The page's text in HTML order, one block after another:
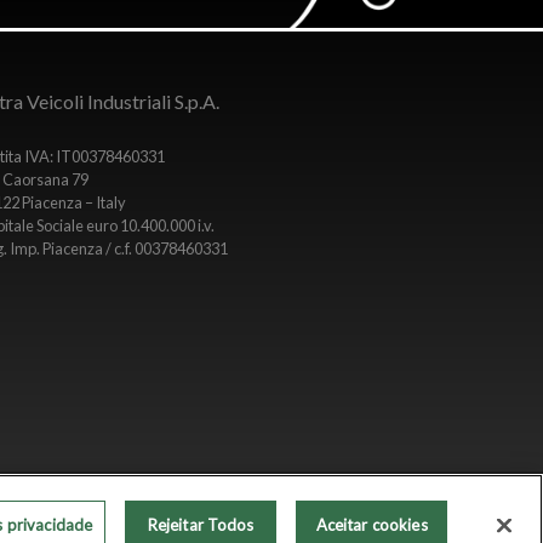
Veicoli Industriali S.p.A.
IVA: IT00378460331
79
Piacenza – Italy
Sociale euro 10.400.000 i.v.
Imp. Piacenza / c.f. 00378460331
Copyright © 2020
privacidade Rejeitar Todos Aceitar cookies